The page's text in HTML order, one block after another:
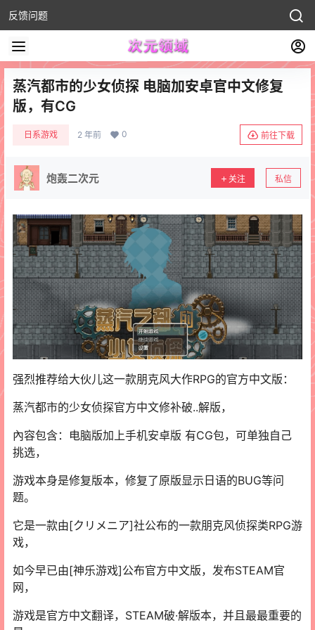
反馈问题
蒸汽都市的少女侦探 电脑加安卓官中文修复
版，有CG
日系游戏 2 年前 0 前往下载
炮轰二次元 关注 私信
强烈推荐给大伙儿这一款朋克风大作RPG的官方中文版：
蒸汽都市的少女侦探官方中文修补破..解版，
內容包含：电脑版加上手机安卓版 有CG包，可单独自己
挑选，
游戏本身是修复版本，修复了原版显示日语的BUG等问
题。
它是一款由[クリメニア]社公布的一款朋克风侦探类RPG游
戏，
如今早已由[神乐游戏]公布官方中文版，发布STEAM官
网，
游戏是官方中文翻译，STEAM破·解版本，并且最最重要的